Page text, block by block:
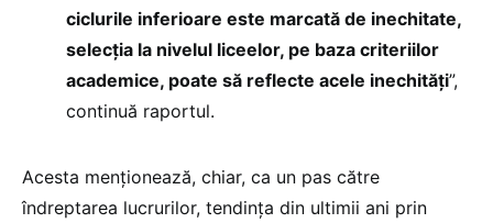
ciclurile inferioare este marcată de inechitate,
selecția la nivelul liceelor, pe baza criteriilor
academice, poate să reflecte acele inechități”,
continuă raportul.
Acesta menționează, chiar, ca un pas către
îndreptarea lucrurilor, tendința din ultimii ani prin